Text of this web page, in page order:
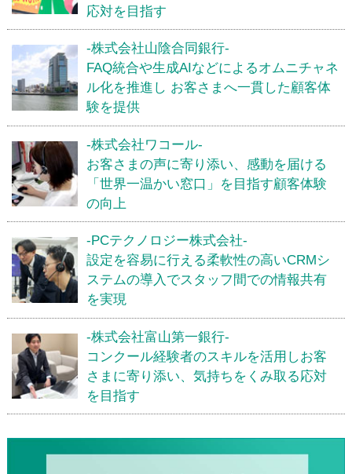
応対を目指す
-株式会社山陰合同銀行-
FAQ統合や生成AIなどによるオムニチャネ
ル化を推進し お客さまへ一貫した顧客体
験を提供
-株式会社ワコール-
お客さまの声に寄り添い、感動を届ける
「世界一温かい窓口」を目指す顧客体験
の向上
-PCテクノロジー株式会社-
設定を容易に行える柔軟性の高いCRMシ
ステムの導入でスタッフ間での情報共有
を実現
-株式会社富山第一銀行-
コンクール経験者のスキルを活用しお客
さまに寄り添い、気持ちをくみ取る応対
を目指す